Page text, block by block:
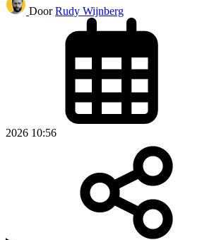
Door Rudy Wijnberg
2026 10:56